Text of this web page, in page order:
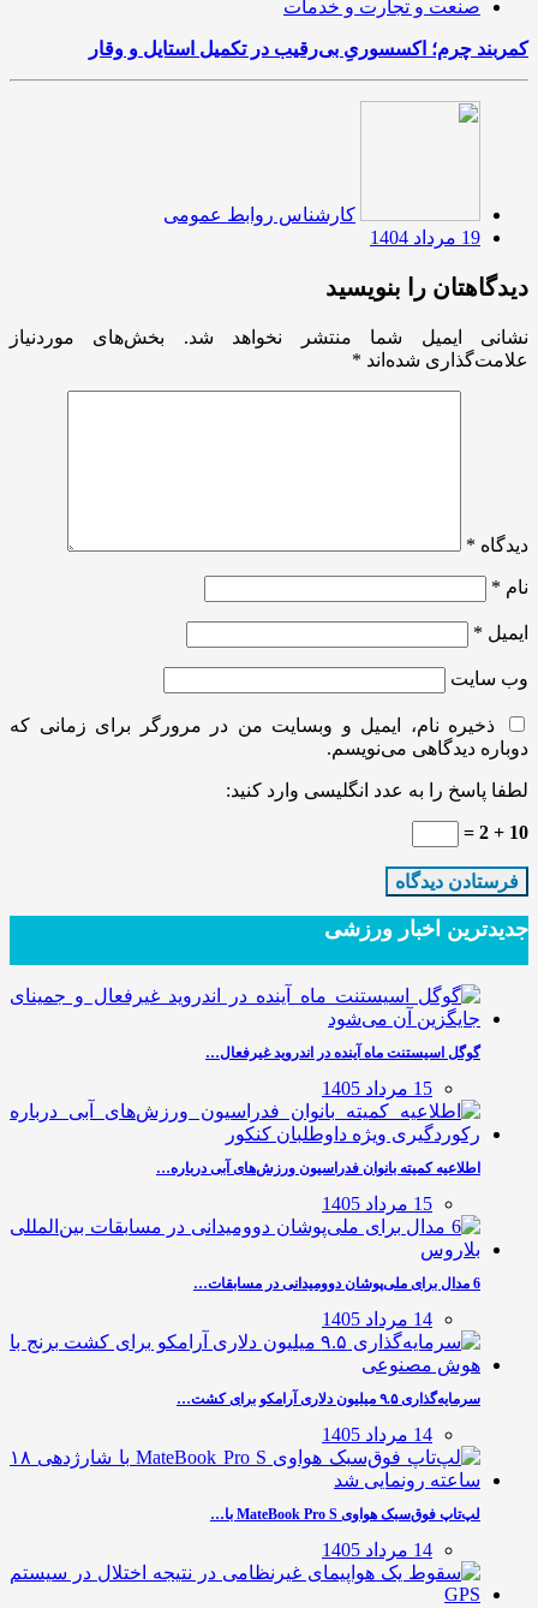
صنعت و تجارت و خدمات
کمربند چرم؛ اکسسوریِ بی‌رقیب در تکمیل استایل و وقار
کارشناس روابط عمومی
19 مرداد 1404
دیدگاهتان را بنویسید
نشانی ایمیل شما منتشر نخواهد شد.
بخش‌های موردنیاز
علامت‌گذاری شده‌اند *
دیدگاه *
نام *
ایمیل *
وب‌ سایت
ذخیره نام، ایمیل و وبسایت من در مرورگر برای زمانی که
دوباره دیدگاهی می‌نویسم.
لطفا پاسخ را به عدد انگلیسی وارد کنید:
10 + 2 =
جدیدترین‌ اخبار ورزشی
گوگل اسیستنت ماه آینده در اندروید غیرفعال…
15 مرداد 1405
اطلاعیه کمیته بانوان فدراسیون ورزش‌های آبی درباره…
15 مرداد 1405
6 مدال برای ملی‌پوشان دوومیدانی در مسابقات…
14 مرداد 1405
سرمایه‌گذاری ۹.۵ میلیون دلاری آرامکو برای کشت…
14 مرداد 1405
لپ‌تاپ فوق‌سبک هواوی MateBook Pro S با…
14 مرداد 1405